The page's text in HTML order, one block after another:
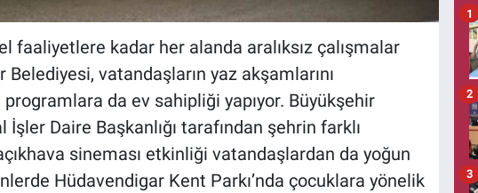
faaliyetlere kadar her alanda aralıksız çalışmalar
vatandaşların yaz akşamlarını
da ev sahipliği yapıyor. Büyükşehir
Daire Başkanlığı tarafından şehrin farklı
sineması etkinliği vatandaşlardan da yoğun
Hüdavendigar Kent Parkı’nda çocuklara yönelik
1
2
3